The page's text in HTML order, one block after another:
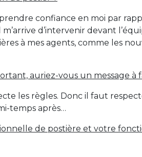
confiance en moi par
d’intervenir devant
à mes agents, comme les
auriez-vous un message à
les règles. Donc il faut
temps après…
de postière et votre